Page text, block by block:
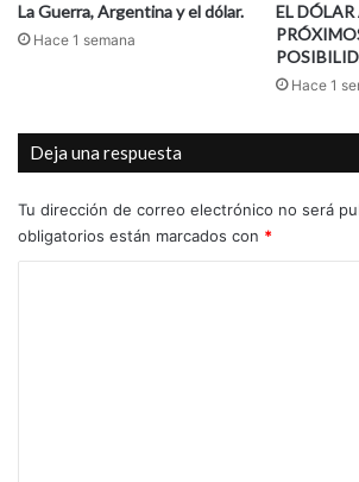
La Guerra, Argentina y el dólar.
Hace 1 semana
EL DÓLAR
Hace 1
Deja una respuesta
Tu dirección de correo electrónico no será
obligatorios están marcados con *